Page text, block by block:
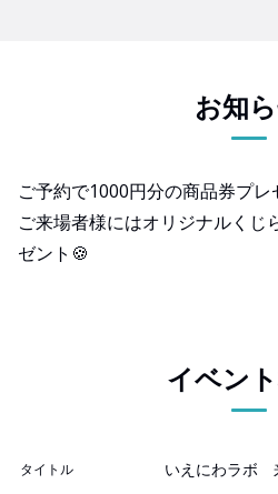
お知
ご予約で1000円分の商品券プレ
ご来場者様にはオリジナルくじ
ゼント🍪
イベン
タイトル いえにわラボ